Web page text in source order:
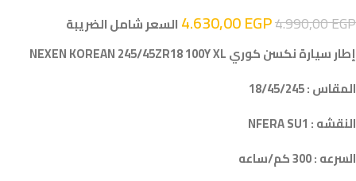
4.990,00EGP
4.630,00EGP
السعر شامل الضريبة
إطار سيارة نكسن كوري NEXEN KOREAN 245/45ZR18 100Y XL
المقاس : 18/45/245
النقشه : NFERA SU1
السرعه : 300 كم/ساعه